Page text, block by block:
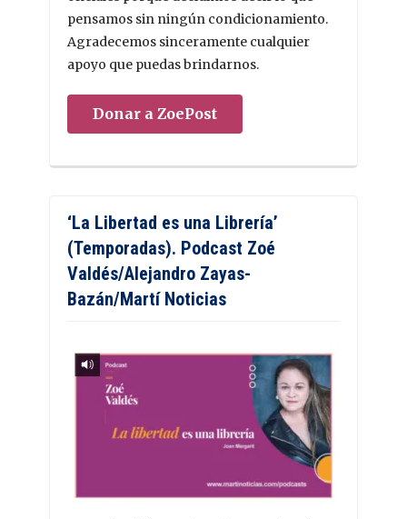
pensamos sin ningún condicionamiento.
Agradecemos sinceramente cualquier
apoyo que puedas brindarnos.
Donar a ZoePost
‘La Libertad es una Librería’
(Temporadas). Podcast Zoé
Valdés/Alejandro Zayas-
Bazán/Martí Noticias